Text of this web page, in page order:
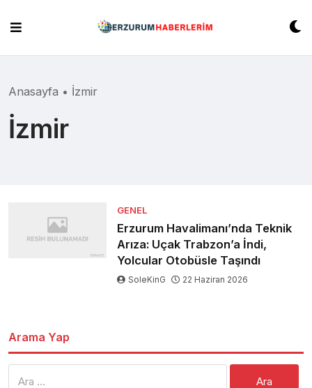
content
Anasayfa • İzmir
İzmir
GENEL
Erzurum Havalimanı’nda Teknik
Arıza: Uçak Trabzon’a İndi,
Yolcular Otobüsle Taşındı
SoleKinG 22 Haziran 2026
Arama Yap